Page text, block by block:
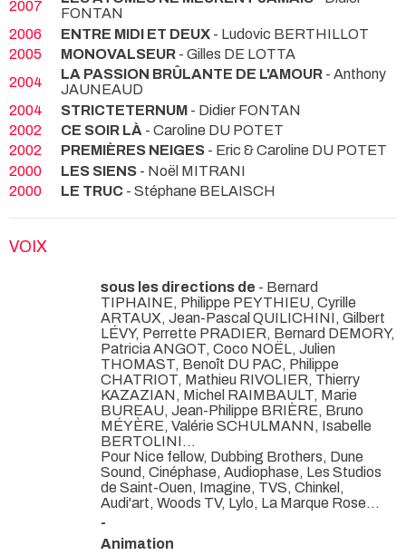
2007
FONTAN
2006
ENTRE MIDI ET DEUX - Ludovic BERTHILLOT
2005
MONOVALSEUR - Gilles DE LOTTA
2004
LA PASSION BRÛLANTE DE L'AMOUR - Anthony
JAUNEAUD
2004
STRICTETERNUM - Didier FONTAN
2002
CE SOIR LÀ - Caroline DU POTET
2002
PREMIÈRES NEIGES - Eric & Caroline DU POTET
2000
LES SIENS - Noël MITRANI
2000
LE TRUC - Stéphane BELAISCH
VOIX
sous les directions de - Bernard
TIPHAINE, Philippe PEYTHIEU, Cyrille
ARTAUX, Jean-Pascal QUILICHINI, Gilbert
LÉVY, Perrette PRADIER, Bernard DEMORY,
Patricia ANGOT, Coco NOËL, Julien
THOMAST, Benoît DU PAC, Philippe
CHATRIOT, Mathieu RIVOLIER, Thierry
KAZAZIAN, Michel RAIMBAULT, Marie
BUREAU, Jean-Philippe BRIÈRE, Bruno
MÉYÈRE, Valérie SCHULMANN, Isabelle
BERTOLINI...
Pour Nice fellow, Dubbing Brothers, Dune
Sound, Cinéphase, Audiophase, Les Studios
de Saint-Ouen, Imagine, TVS, Chinkel,
Audi'art, Woods TV, Lylo, La Marque Rose...
-
Animation